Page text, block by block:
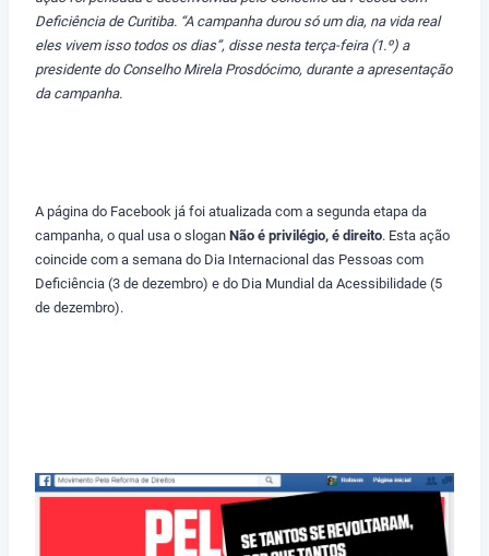
Deficiência de Curitiba. “A campanha durou só um dia, na vida real
eles vivem isso todos os dias”, disse nesta terça-feira (1.º) a
presidente do Conselho Mirela Prosdócimo, durante a apresentação
da campanha.
A página do Facebook já foi atualizada com a segunda etapa da
campanha, o qual usa o slogan Não é privilégio, é direito. Esta ação
coincide com a semana do Dia Internacional das Pessoas com
Deficiência (3 de dezembro) e do Dia Mundial da Acessibilidade (5
de dezembro).